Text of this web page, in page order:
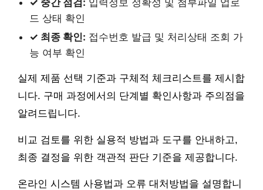
드 상태 확인
✓ 최종 확인: 접수번호 발급 및 처리상태 조회 가
능 여부 확인
실제 제품 선택 기준과 구체적 체크리스트를 제시합
니다. 구매 과정에서의 단계별 확인사항과 주의점을
알려드립니다.
비교 검토를 위한 실용적 방법과 도구를 안내하고,
최종 결정을 위한 객관적 판단 기준을 제공합니다.
온라인 시스템 사용법과 오류 대처방법을 설명합니